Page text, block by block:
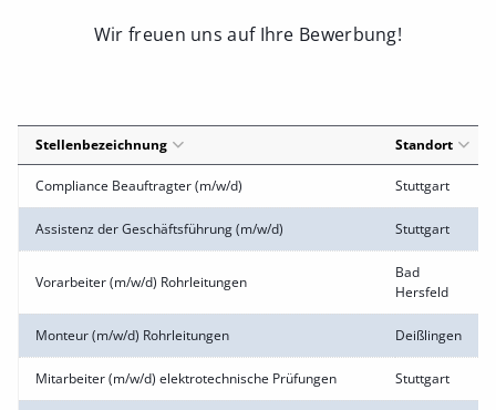
Wir freuen uns auf Ihre Bewerbung!
Stellenbezeichnung Standort
Compliance Beauftragter (m/w/d) Stuttgart
Assistenz der Geschäftsführung (m/w/d) Stuttgart
Vorarbeiter (m/w/d) Rohrleitungen
Bad
Hersfeld
Monteur (m/w/d) Rohrleitungen Deißlingen
Mitarbeiter (m/w/d) elektrotechnische Prüfungen Stuttgart